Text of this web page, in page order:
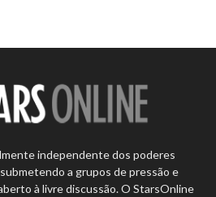
independente dos poderes
a grupos de pressão e
à livre discussão. O StarsOnline